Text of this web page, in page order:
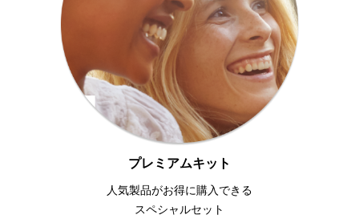
プレミアムキット
人気製品がお得に購入できる
スペシャルセット